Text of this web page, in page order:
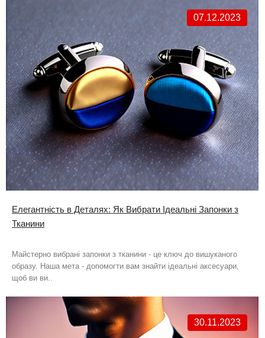
07.12.2023
Елегантність в Деталях: Як Вибрати Ідеальні Запонки з
Тканини
Майстерно вибрані запонки з тканини - це ключ до вишуканого
образу. Наша мета - допомогти вам знайти ідеальні аксесуари,
щоб ви ви..
30.11.2023